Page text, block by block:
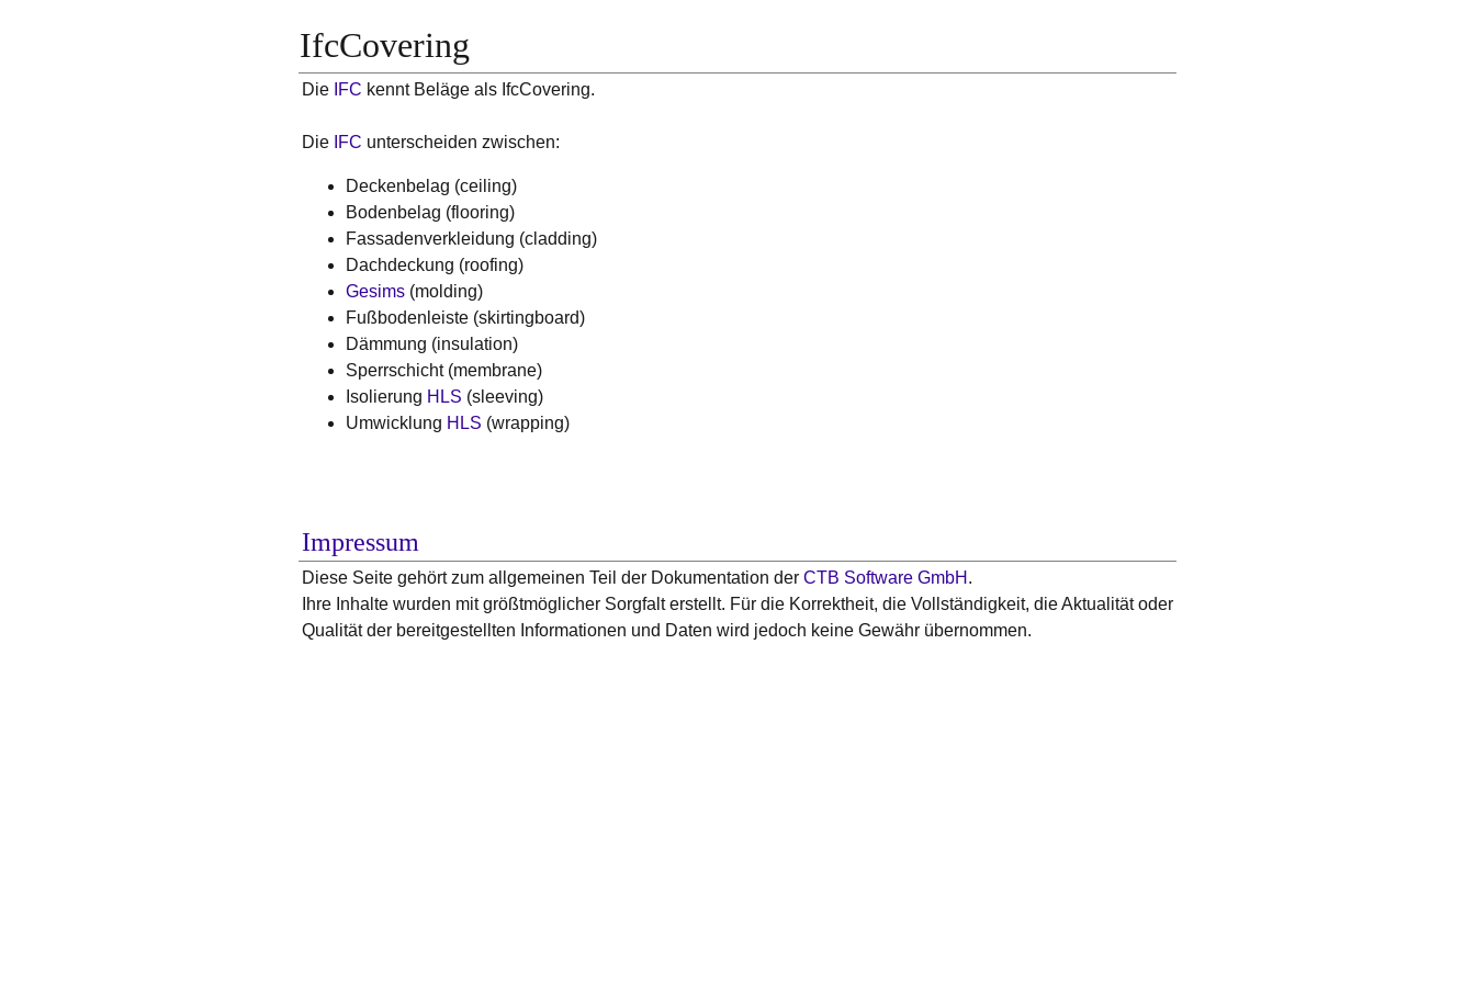
IfcCovering
Die IFC kennt Beläge als IfcCovering.
Die IFC unterscheiden zwischen:
Deckenbelag (ceiling)
Bodenbelag (flooring)
Fassadenverkleidung (cladding)
Dachdeckung (roofing)
Gesims (molding)
Fußbodenleiste (skirtingboard)
Dämmung (insulation)
Sperrschicht (membrane)
Isolierung HLS (sleeving)
Umwicklung HLS (wrapping)
Impressum
Diese Seite gehört zum allgemeinen Teil der Dokumentation der CTB Software GmbH .
Ihre Inhalte wurden mit größtmöglicher Sorgfalt erstellt. Für die Korrektheit, die Vollständigkeit, die Aktualität oder
Qualität der bereitgestellten Informationen und Daten wird jedoch keine Gewähr übernommen.